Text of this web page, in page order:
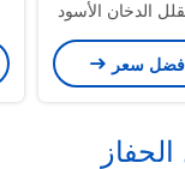
الدخان الأسود
سعر